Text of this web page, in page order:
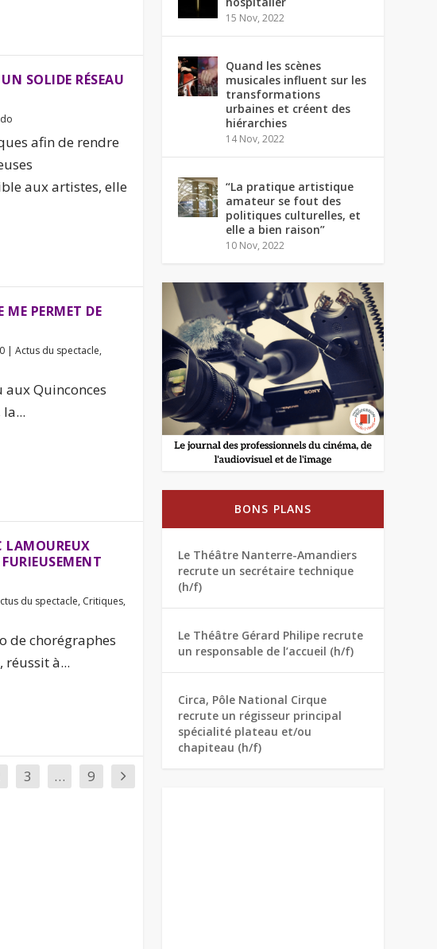
SOLIDE RÉSEAU
afin de rendre
aux artistes, elle
PERMET DE
| Actus du spectacle,
Quinconces
LAMOUREUX
du spectacle, Critiques,
de chorégraphes
à...
3 … 9
15 Nov, 2022
Quand les scènes
musicales influent sur les
transformations
urbaines et créent des
hiérarchies
14 Nov, 2022
“La pratique artistique
amateur se fout des
politiques culturelles, et
elle a bien raison”
10 Nov, 2022
BONS PLANS
Le Théâtre Nanterre-Amandiers
recrute un secrétaire technique
(h/f)
Le Théâtre Gérard Philipe recrute
un responsable de l’accueil (h/f)
Circa, Pôle National Cirque
recrute un régisseur principal
spécialité plateau et/ou
chapiteau (h/f)